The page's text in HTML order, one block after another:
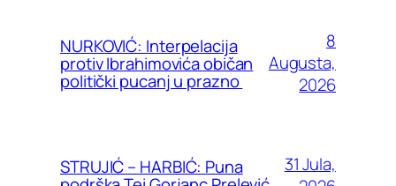
NURKOVIĆ: Interpelacija
protiv Ibrahimovića običan
politički pucanj u prazno
8
Augusta,
2026
STRUJIĆ – HARBIĆ: Puna
31 Jula,